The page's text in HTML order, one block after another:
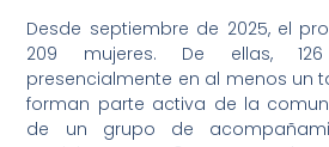
Desde septiembre de 2025, el
209 mujeres. De ellas,
presencialmente en al menos un
forman parte activa de la
de un grupo de